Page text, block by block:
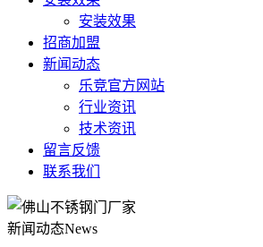
安装效果
招商加盟
新闻动态
乐竞官方网站
行业资讯
技术资讯
留言反馈
联系我们
新闻动态News